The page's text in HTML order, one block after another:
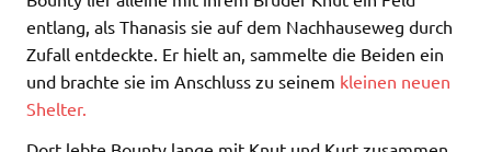
entlang, als Thanasis sie auf dem Nachhauseweg durch
Zufall entdeckte. Er hielt an, sammelte die Beiden ein
und brachte sie im Anschluss zu seinem kleinen neuen
Shelter.